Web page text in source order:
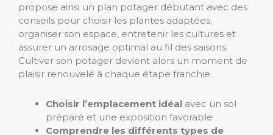
propose ainsi un plan potager débutant avec des
conseils pour choisir les plantes adaptées,
organiser son espace, entretenir les cultures et
assurer un arrosage optimal au fil des saisons.
Cultiver son potager devient alors un moment de
plaisir renouvelé à chaque étape franchie.
Choisir l’emplacement idéal avec un sol
préparé et une exposition favorable
Comprendre les différents types de